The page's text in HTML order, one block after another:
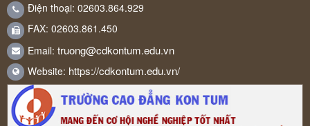
Điện thoại: 02603.864.929
FAX: 02603.861.450
Email: truong@cdkontum.edu.vn
Website: https://cdkontum.edu.vn/